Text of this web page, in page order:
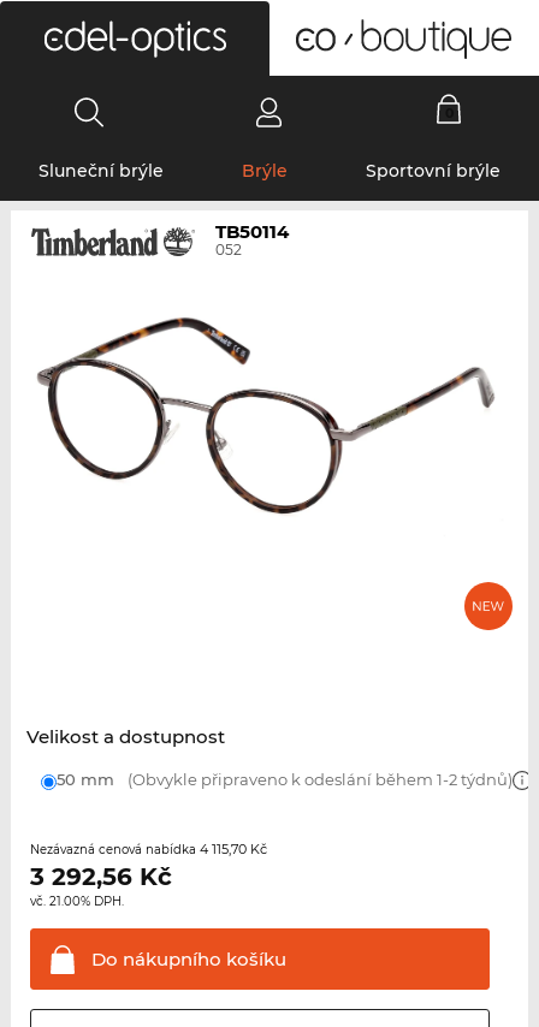
Sluneční brýle Brýle Sportovní brýle
TB50114
052
Velikost a dostupnost
50 mm (Obvykle připraveno k odeslání během 1-2 týdnů)
Nezávazná cenová nabídka 4 115,70 Kč
3 292,56Kč
vč. 21.00% DPH.
Do nákupního košíku